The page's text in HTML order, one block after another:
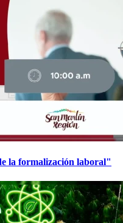
la formalización laboral"